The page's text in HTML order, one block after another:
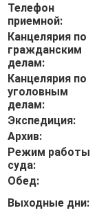
Телефон
приемной:
Канцелярия по
гражданским
делам:
Канцелярия по
уголовным
делам:
Экспедиция:
Архив:
Режим работы
суда:
Обед:
Выходные дни: